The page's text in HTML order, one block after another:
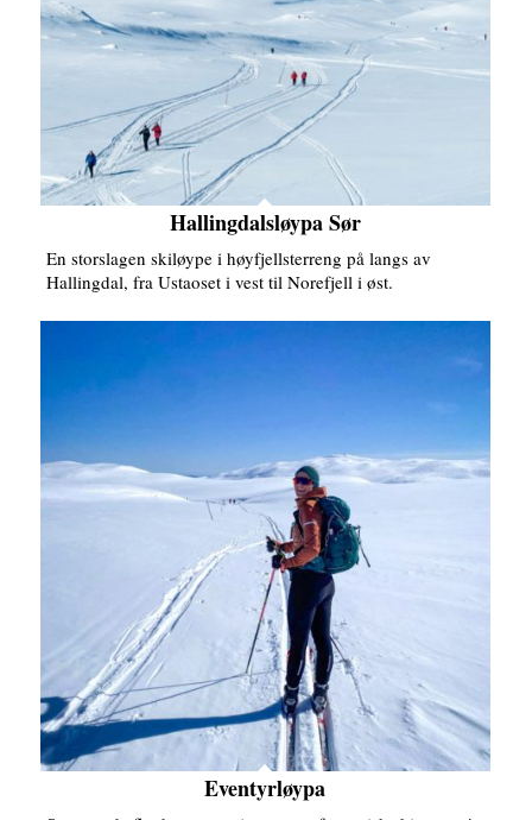
Hallingdalsløypa Sør
En storslagen skiløype i høyfjellsterreng på langs av
Hallingdal, fra Ustaoset i vest til Norefjell i øst.
Eventyrløypa